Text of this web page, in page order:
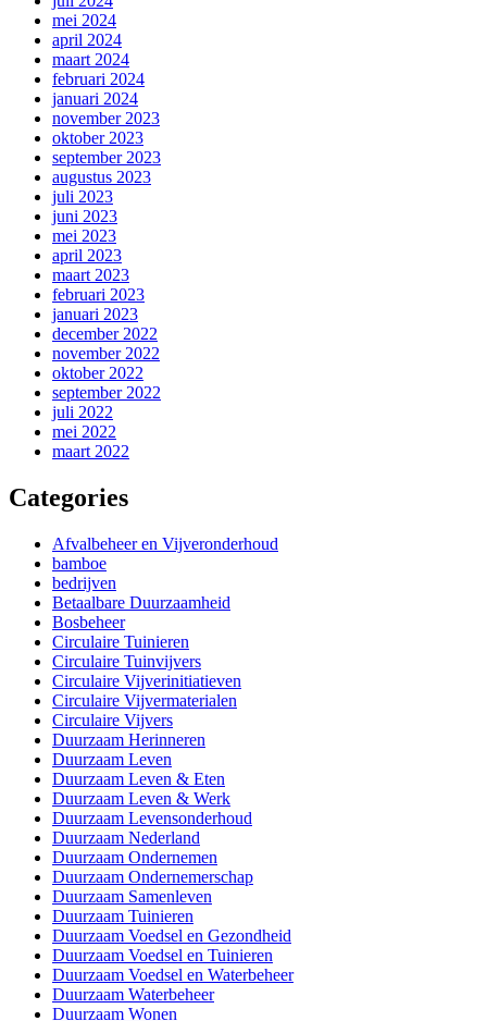
mei 2024
april 2024
maart 2024
februari 2024
januari 2024
november 2023
oktober 2023
september 2023
augustus 2023
juli 2023
juni 2023
mei 2023
april 2023
maart 2023
februari 2023
januari 2023
december 2022
november 2022
oktober 2022
september 2022
juli 2022
mei 2022
maart 2022
Categories
Afvalbeheer en Vijveronderhoud
bamboe
bedrijven
Betaalbare Duurzaamheid
Bosbeheer
Circulaire Tuinieren
Circulaire Tuinvijvers
Circulaire Vijverinitiatieven
Circulaire Vijvermaterialen
Circulaire Vijvers
Duurzaam Herinneren
Duurzaam Leven
Duurzaam Leven & Eten
Duurzaam Leven & Werk
Duurzaam Levensonderhoud
Duurzaam Nederland
Duurzaam Ondernemen
Duurzaam Ondernemerschap
Duurzaam Samenleven
Duurzaam Tuinieren
Duurzaam Voedsel en Gezondheid
Duurzaam Voedsel en Tuinieren
Duurzaam Voedsel en Waterbeheer
Duurzaam Waterbeheer
Duurzaam Wonen